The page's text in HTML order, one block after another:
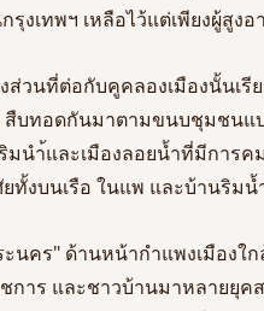
รุงเทพฯ เหลือไว้แต่เพียงผู้สู
ส่วนที่ต่อกับคูคลองเมืองนั้นเรี
สืบทอดกันมาตามขนบชุมชนแ
ริมนำ้และเมืองลอยน้ำที่มีกา
ทั้งบนเรือ ในแพ และบ้านริม
นคร" ด้านหน้ากำแพงเมือง
การ และชาวบ้านมาหลายยุ